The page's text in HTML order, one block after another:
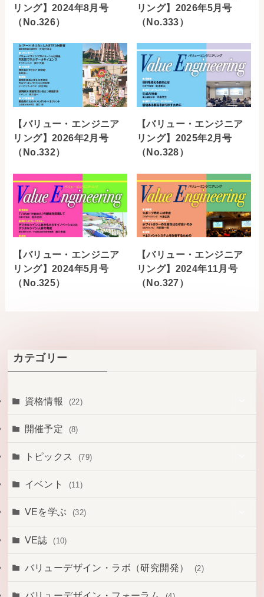
リング】2024年8月号
（No.326）
リング】2026年5月号
（No.333）
【バリュー・エンジニア
リング】2026年2月号
（No.332）
【バリュー・エンジニア
リング】2025年2月号
（No.328）
【バリュー・エンジニア
リング】2024年5月号
（No.325）
【バリュー・エンジニア
リング】2024年11月号
（No.327）
カテゴリー
資格情報 (22)
(14)
(1)
開催予定 (8)
トピックス (79)
(3)
(12)
イベント (11)
VEを学ぶ (32)
(16)
VE誌 (10)
バリューデザイン・ラボ（研究開発） (2)